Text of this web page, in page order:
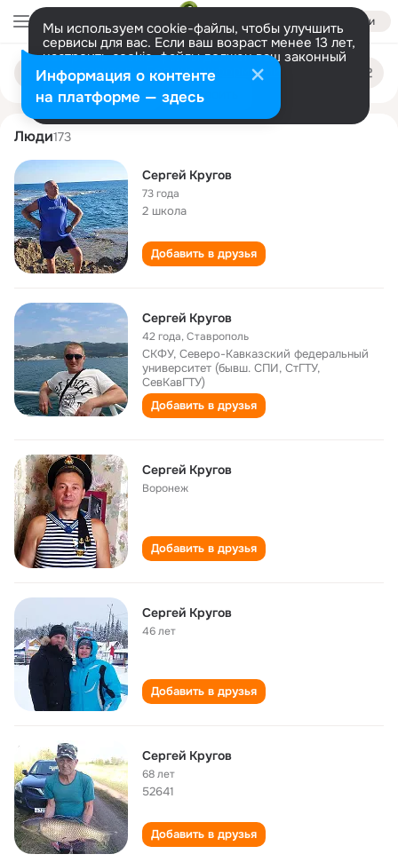
Войти
Мы используем cookie-файлы, чтобы улучшить
сервисы для вас. Если ваш возраст менее 13 лет,
настроить cookie-файлы должен ваш законный
представитель. Больше информации
Разрешить все Настроить
Поиск
людям
sergey krugov
Люди173
Сергей Кругов
73 года
2 школа
Добавить в друзья
Сергей Кругов
42 года,Ставрополь
СКФУ, Северо-Кавказский федеральный
университет (бывш. СПИ, СтГТУ,
СевКавГТУ)
Добавить в друзья
Сергей Кругов
Воронеж
Добавить в друзья
Сергей Кругов
46 лет
Добавить в друзья
Сергей Кругов
68 лет
52641
Добавить в друзья
Информация о контенте
на платформе — здесь